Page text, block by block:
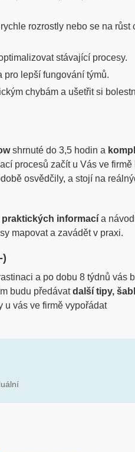
rozrostly nebo se na růst
stávající procesy.
pro lepší fungování týmů.
chybám a ušetřit si
shrnuté do 3,5 hodin a
procesů začít u Vás ve firmě
osvědčily, a stojí na
praktických informací a
mapovat a zavádět v praxi.
)
a po dobu 8 týdnů vás
budu předávatdalší tipy,
u vás ve firmě vypořádat